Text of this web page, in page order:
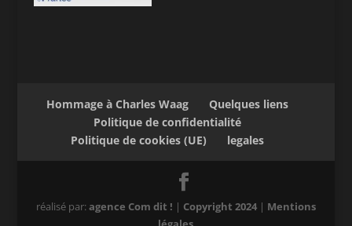
Hommage à Charles Waag
Quelques liens
Politique de confidentialité
Politique de cookies (UE)
legales
réalisé par:agence Com dit ! | Copyright 2024| Mentions